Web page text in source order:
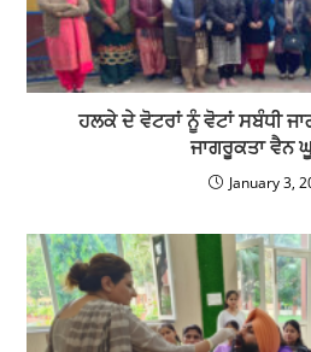
ਹਲਕੇ ਦੇ ਵੋਟਰਾਂ ਨੂੰ ਵੋਟਾਂ ਸਬੰਧੀ
ਜਾਗਰੂਕਤਾ ਵੈਨ
January 3,